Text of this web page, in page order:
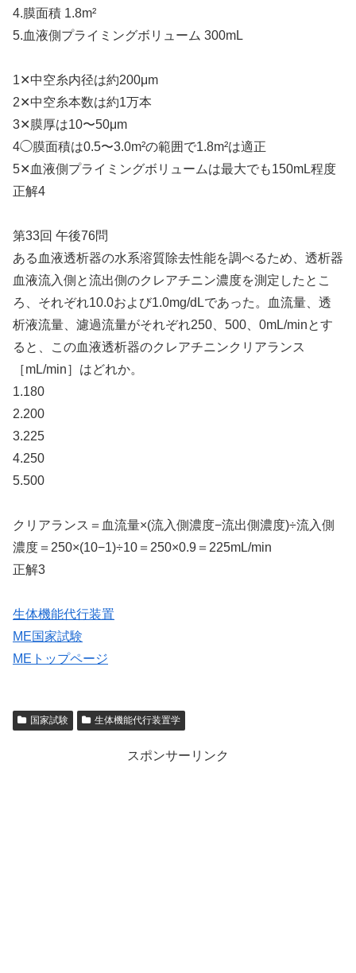
4.膜面積 1.8m²
5.血液側プライミングボリューム 300mL
1✕中空糸内径は約200μm
2✕中空糸本数は約1万本
3✕膜厚は10〜50μm
4◯膜面積は0.5〜3.0m²の範囲で1.8m²は適正
5✕血液側プライミングボリュームは最大でも150mL程度
正解4
第33回 午後76問
ある血液透析器の水系溶質除去性能を調べるため、透析器
血液流入側と流出側のクレアチニン濃度を測定したとこ
ろ、それぞれ10.0および1.0mg/dLであった。血流量、透
析液流量、濾過流量がそれぞれ250、500、0mL/minとす
ると、この血液透析器のクレアチニンクリアランス
［mL/min］はどれか。
1.180
2.200
3.225
4.250
5.500
クリアランス＝血流量×(流入側濃度−流出側濃度)÷流入側
濃度＝250×(10−1)÷10＝250×0.9＝225mL/min
正解3
生体機能代行装置
ME国家試験
MEトップページ
国家試験 生体機能代行装置学
スポンサーリンク